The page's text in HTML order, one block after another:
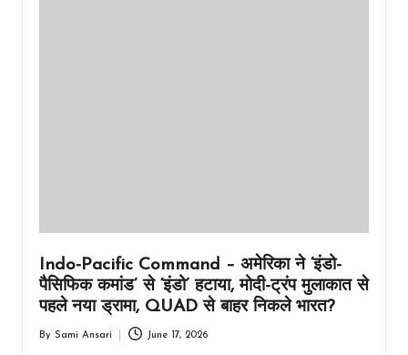
Indo-Pacific Command – अमेरिका ने ‘इंडो-
पैसिफिक कमांड’ से ‘इंडो’ हटाया, मोदी-ट्रंप मुलाकात से
पहले नया ड्रामा, QUAD से बाहर निकले भारत?
By Sami Ansari June 17, 2026